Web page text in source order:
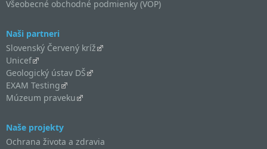
Všeobecné obchodné podmienky (VOP)
Naši partneri
Slovenský Červený kríž
Unicef
Geologický ústav DŠ
EXAM Testing
Múzeum praveku
Naše projekty
Ochrana života a zdravia